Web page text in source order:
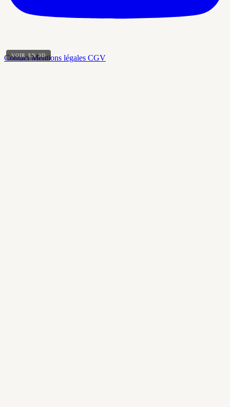
VOIR EN 3D
ContactMentions légales CGV